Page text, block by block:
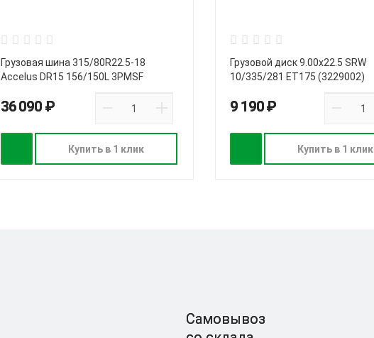
Грузовая шина 315/80R22.5-18
Accelus DR15 156/150L 3PMSF
36 090 ₽
Купить в 1 клик
Грузовой диск 9.00х22.5 SRW
10/335/281 ET175 (3229002)
9 190 ₽
Купить в 1 клик
Самовывоз